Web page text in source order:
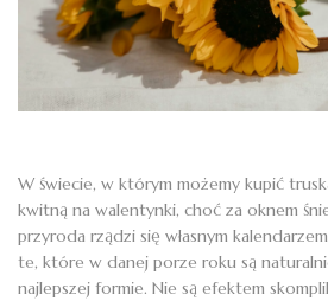
W świecie, w którym możemy kupić
kwitną na walentynki, choć za oknem
przyroda rządzi się własnym
te, które w danej porze roku są
najlepszej formie. Nie są efektem